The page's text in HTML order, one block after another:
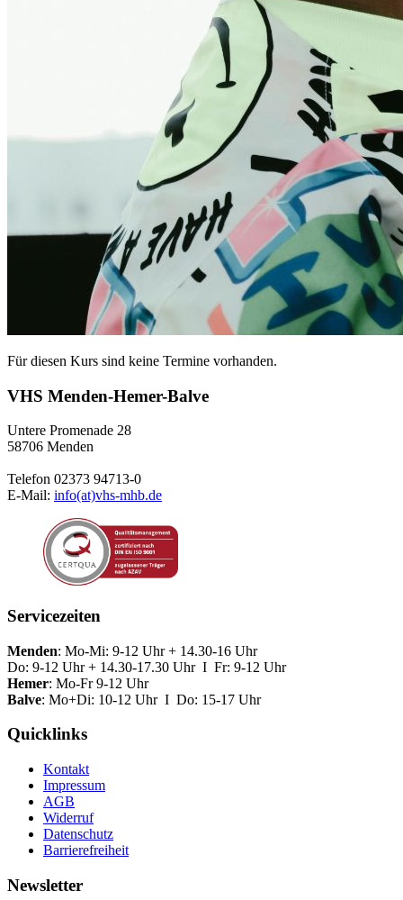
Für diesen Kurs sind keine Termine vorhanden.
VHS Menden-Hemer-Balve
Untere Promenade 28
58706 Menden
Telefon 02373 94713-0
E-Mail: info(at)vhs-mhb.de
Servicezeiten
Menden: Mo-Mi: 9-12 Uhr + 14.30-16 Uhr
Do: 9-12 Uhr + 14.30-17.30 Uhr I Fr: 9-12 Uhr
Hemer: Mo-Fr 9-12 Uhr
Balve: Mo+Di: 10-12 Uhr I Do: 15-17 Uhr
Quicklinks
Kontakt
Impressum
AGB
Widerruf
Datenschutz
Barrierefreiheit
Newsletter